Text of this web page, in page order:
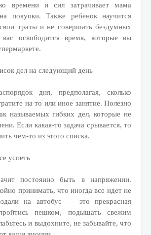
времени и сил затрачивает мама
покупки. Также ребенок научится
свои траты и не совершать бездумных
освободится время, которые вы
дел на следующий день
дня, предполагая, сколько
на то или иное занятие. Полезно
называемых гибких дел, которые не
Если какая-то задача срывается, то
чем-то из этого списка.
успеть
постоянно быть в напряжении.
принимать, что иногда все идет не
на автобус — это прекрасная
пешком, подышать свежим
и выдохните, не забывайте, что